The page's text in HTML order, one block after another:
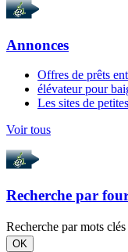
Annonces
Offres de prêts
élévateur pour
Les sites de
Voir tous
Recherche par
Recherche par mots clés
OK